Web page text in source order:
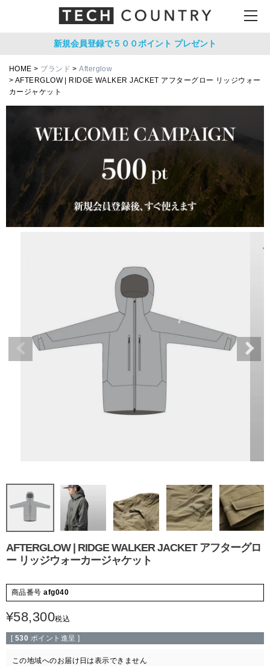
新規会員登録で５００ポイント プレゼント
HOME ブランド
Afterglow
AFTERGLOW | RIDGE WALKER JACKET アフターグロー リッジウォー
カージャケット
AFTERGLOW | RIDGE WALKER JACKET アフターグロ
ー リッジウォーカージャケット
商品番号 afg040
¥58,300税込
[ 530 ポイント進呈 ]
この地域へのお届け日は表示できません